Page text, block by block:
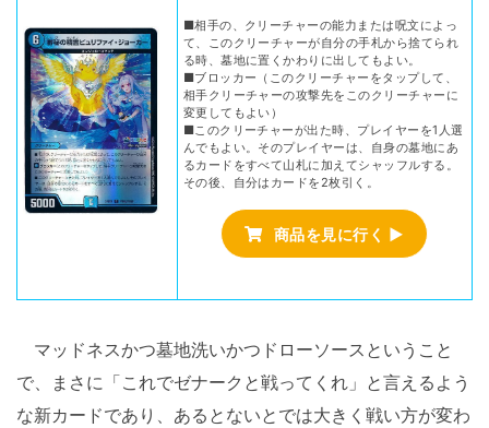
■相手の、クリーチャーの能力または呪文によっ
て、このクリーチャーが自分の手札から捨てられ
る時、墓地に置くかわりに出してもよい。
■ブロッカー（このクリーチャーをタップして、
相手クリーチャーの攻撃先をこのクリーチャーに
変更してもよい）
■このクリーチャーが出た時、プレイヤーを1人選
んでもよい。そのプレイヤーは、自身の墓地にあ
るカードをすべて山札に加えてシャッフルする。
その後、自分はカードを2枚引く。
商品を見に行く ▶
マッドネスかつ墓地洗いかつドローソースということ
で、まさに「これでゼナークと戦ってくれ」と言えるよう
な新カードであり、あるとないとでは大きく戦い方が変わ